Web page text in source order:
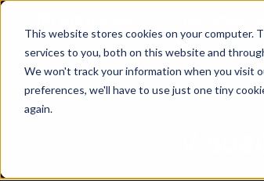
This website stores cookies on your computer.
services to you, both on this website and
We won't track your information when you visit
preferences, we'll have to use just one tiny
again.
Ir al contenido